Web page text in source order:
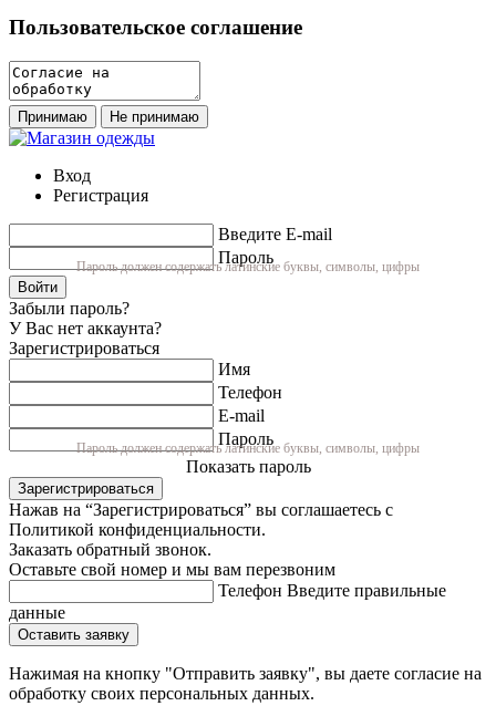
Пользовательское соглашение
Принимаю Не принимаю
Вход
Регистрация
Введите E-mail
Пароль
Пароль должен содержать латинские буквы, символы, цифры
Войти
Забыли пароль?
У Вас нет аккаунта?
Зарегистрироваться
Имя
Телефон
E-mail
Пароль
Пароль должен содержать латинские буквы, символы, цифры
Показать пароль
Зарегистрироваться
Нажав на “Зарегистрироваться” вы соглашаетесь с
Политикой конфиденциальности.
Заказать обратный звонок.
Оставьте свой номер и мы вам перезвоним
Телефон Введите правильные
данные
Оставить заявку
Нажимая на кнопку "Отправить заявку", вы даете согласие на
обработку своих персональных данных.